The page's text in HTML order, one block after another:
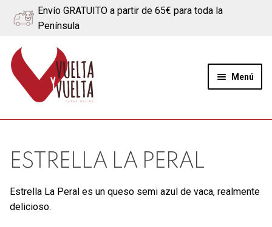
Envío GRATUITO a partir de 65€ para toda la
Península
Ir
a
navegación
Ir
al
contenido
Menú
Quiénes somos
Ternera
ESTRELLA LA PERAL
Estrella La Peral es un queso semi azul de vaca, realmente
delicioso.